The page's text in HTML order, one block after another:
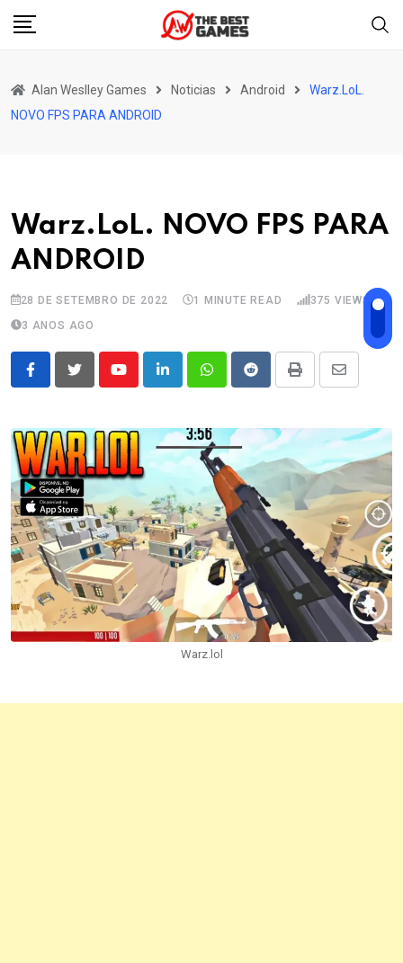
Skip
Alan Weslley Games Noticias Android
Warz.LoL.
NOVO FPS PARA ANDROID
Warz.LoL. NOVO FPS PARA
ANDROID
28 DE SETEMBRO DE 2022 1 MINUTE READ 375 VIEWS
3 ANOS AGO
YoutubeLinkedInWhatsappRedditPrint
Share
Email
Warz.lol